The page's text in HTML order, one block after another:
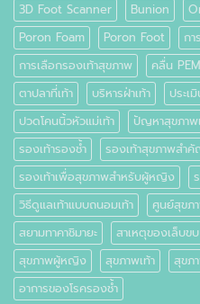
3D Foot Scanner Bunion
Poron Foam
Poron Foot
ก
การเลือกรองเท้าสุขภาพ
คลื่น
ตาปลาที่เท้า
บริหารฝ่าเท้า ประเ
ปวดโคนนิ้วหัวแม่เท้า
ปัญหาสุขภาพ
รองเท้ารองช้ำ
รองเท้าสุขภาพสำคั
รองเท้าเพื่อสุขภาพสำหรับผู้หญิง
วิธีดูแลเท้าแบบถนอมเท้า
ศูนย์สุขภ
สยามทาคาชิมายะ
สาเหตุของเล็บขบ
สุขภาพผู้หญิง
สุขภาพเท้า สุขภ
อาการของโรครองช้ำ